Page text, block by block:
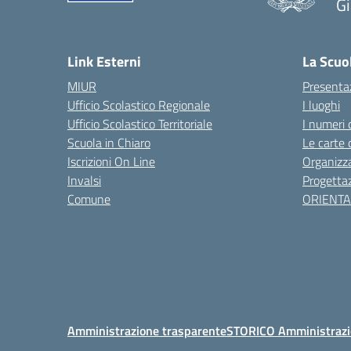
Link Esterni
MIUR
Ufficio Scolastico Regionale
Ufficio Scolastico Territoriale
Scuola in Chiaro
Iscrizioni On Line
Invalsi
Comune
La
I luoghi
I numeri
Le carte
Amministrazione trasparenteSTORICO